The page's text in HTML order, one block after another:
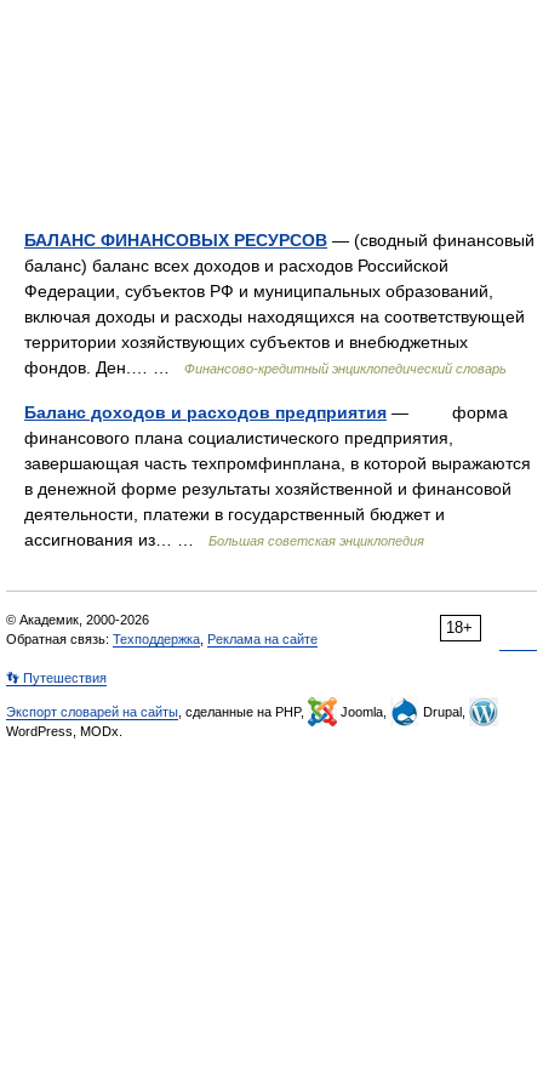
БАЛАНС ФИНАНСОВЫХ РЕСУРСОВ — (сводный финансовый
баланс) баланс всех доходов и расходов Российской
Федерации, субъектов РФ и муниципальных образований,
включая доходы и расходы находящихся на соответствующей
территории хозяйствующих субъектов и внебюджетных
фондов. Ден.… …
Финансово-кредитный энциклопедический словарь
Баланс доходов и расходов предприятия — форма
финансового плана социалистического предприятия,
завершающая часть техпромфинплана, в которой выражаются
в денежной форме результаты хозяйственной и финансовой
деятельности, платежи в государственный бюджет и
ассигнования из… …
Большая советская энциклопедия
18+
© Академик, 2000-2026
Обратная связь: Техподдержка Реклама на сайте
👣 Путешествия
Экспорт словарей на сайты , сделанные на PHP, Joomla,
Drupal,
WordPress, MODx.